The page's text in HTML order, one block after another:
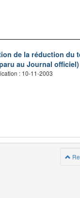
de la réduction du
au Journal officiel)
: 10-11-2003